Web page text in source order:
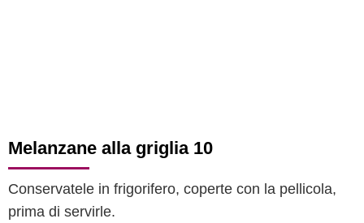
Melanzane alla griglia 10
Conservatele in frigorifero, coperte con la pellicola,
prima di servirle.